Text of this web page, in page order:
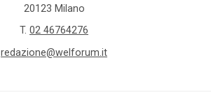
20123 Milano
T. 02 46764276
redazione@welforum.it